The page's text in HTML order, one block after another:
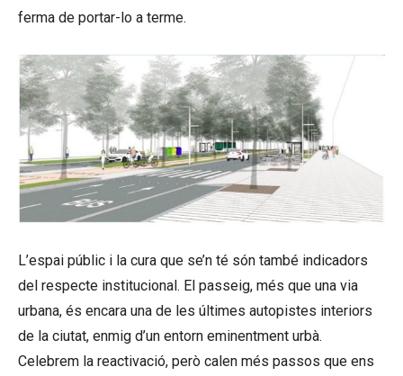
ferma de portar-lo a terme.
L’espai públic i la cura que se’n té són també indicadors
del respecte institucional. El passeig, més que una via
urbana, és encara una de les últimes autopistes interiors
de la ciutat, enmig d’un entorn eminentment urbà.
Celebrem la reactivació, però calen més passos que ens